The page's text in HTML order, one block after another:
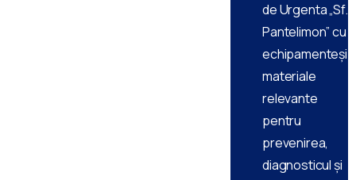
de Urgenta „Sf.
Pantelimon” cu
echipamenteși
materiale
relevante
pentru
prevenirea,
diagnosticul și